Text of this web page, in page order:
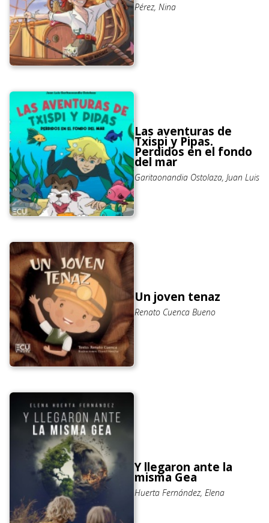
Pérez, Nina
Las aventuras de
Txispi y Pipas.
Perdidos en el fondo
del mar
Garitaonandia Ostolaza, Juan Luis
Un joven tenaz
Renato Cuenca Bueno
Y llegaron ante la
misma Gea
Huerta Fernández, Elena